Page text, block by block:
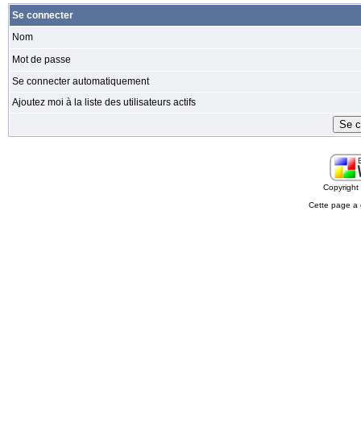
Se connecter
Nom
Mot de passe
Se connecter automatiquement
Ajoutez moi à la liste des utilisateurs actifs
Cette page a